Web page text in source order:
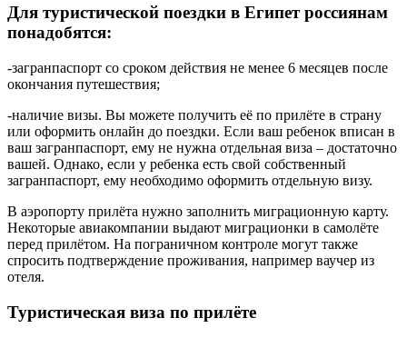
Для туристической поездки в Египет россиянам
понадобятся:
-загранпаспорт со сроком действия не менее 6 месяцев после
окончания путешествия;
-наличие визы. Вы можете получить её по прилёте в страну
или оформить онлайн до поездки. Если ваш ребенок вписан в
ваш загранпаспорт, ему не нужна отдельная виза – достаточно
вашей. Однако, если у ребенка есть свой собственный
загранпаспорт, ему необходимо оформить отдельную визу.
В аэропорту прилёта нужно заполнить миграционную карту.
Некоторые авиакомпании выдают миграционки в самолёте
перед прилётом. На пограничном контроле могут также
спросить подтверждение проживания, например ваучер из
отеля.
Туристическая виза по прилёте